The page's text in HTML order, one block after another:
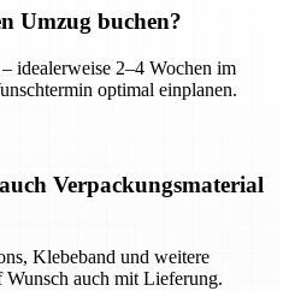
Umzug buchen?
idealerweise 2–4 Wochen im
optimal einplanen.
Verpackungsmaterial
Klebeband und weitere
auch mit Lieferung.